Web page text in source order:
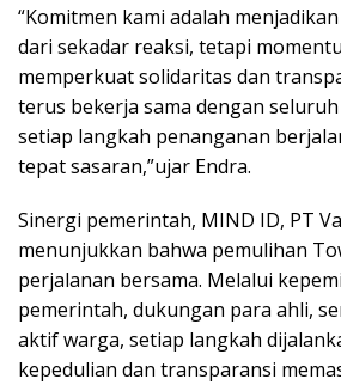
“Komitmen kami adalah
dari sekadar reaksi, tetapi
memperkuat solidaritas dan
terus bekerja sama dengan
setiap langkah penanganan
tepat sasaran,”ujar Endra.
Sinergi pemerintah, MIND ID, PT
menunjukkan bahwa pemulihan
perjalanan bersama. Melalui
pemerintah, dukungan para ahli,
aktif warga, setiap langkah
kepedulian dan transparansi